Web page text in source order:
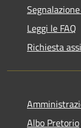
Leggi le FAQ
Richiesta
Albo Pretorio